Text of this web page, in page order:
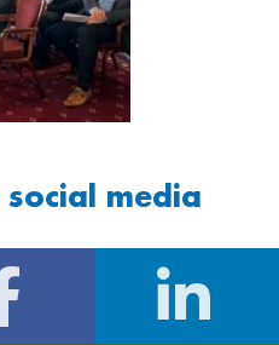
media